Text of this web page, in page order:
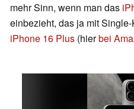
mehr Sinn, wenn man das
einbezieht, das ja mit
iPhone 16 Plus (hierbei